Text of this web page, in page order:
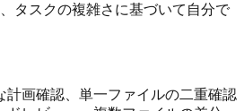
タスクの複雑さに基づいて自分で
画確認、単一ファイルの二重確認